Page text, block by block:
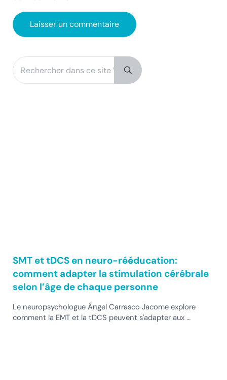
Sidebar
Rechercher dans ce site Web
Submit search
SMT et tDCS en neuro-rééducation:
comment adapter la stimulation cérébrale
selon l’âge de chaque personne
Le neuropsychologue Ángel Carrasco Jacome explore
comment la EMT et la tDCS peuvent s'adapter aux …